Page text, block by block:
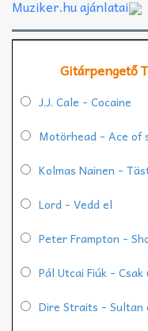
Muziker.hu ajánlatai
Gitárpengető
J.J. Cale - Cocaine
Motörhead - Ace of
Kolmas Nainen -
Lord - Vedd el
Peter Frampton -
Pál Utcai Fiúk - Csak
Dire Straits - Sultan